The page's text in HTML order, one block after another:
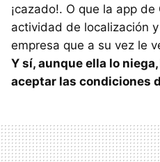
¡cazado!. O que la app
actividad de localización
empresa que a su vez le
Y sí, aunque ella lo
aceptar las condiciones